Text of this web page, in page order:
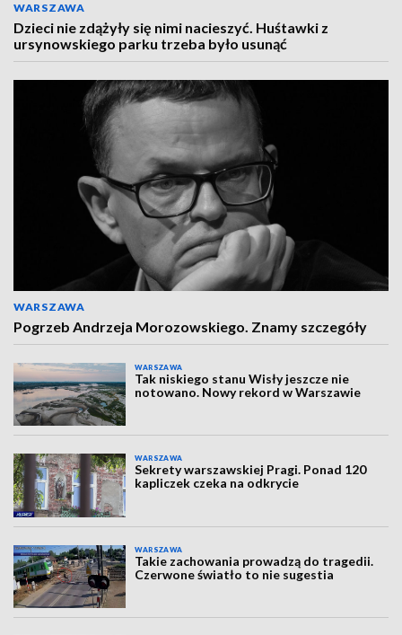
WARSZAWA
Dzieci nie zdążyły się nimi nacieszyć. Huśtawki z
ursynowskiego parku trzeba było usunąć
WARSZAWA
Pogrzeb Andrzeja Morozowskiego. Znamy szczegóły
WARSZAWA
Tak niskiego stanu Wisły jeszcze nie
notowano. Nowy rekord w Warszawie
WARSZAWA
Sekrety warszawskiej Pragi. Ponad 120
kapliczek czeka na odkrycie
WARSZAWA
Takie zachowania prowadzą do tragedii.
Czerwone światło to nie sugestia